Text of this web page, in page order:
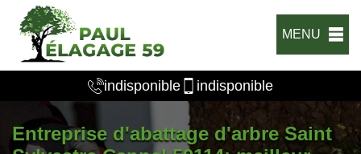
MENU
indisponible indisponible
Entreprise d'abattage d'arbre Saint